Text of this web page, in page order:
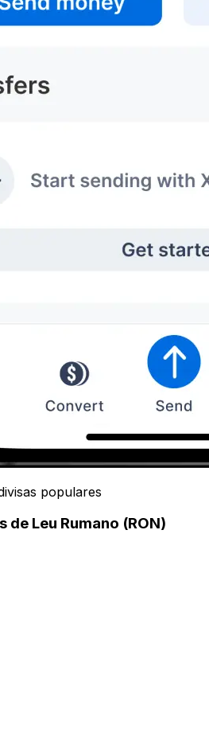
populares
Leu Rumano (RON)